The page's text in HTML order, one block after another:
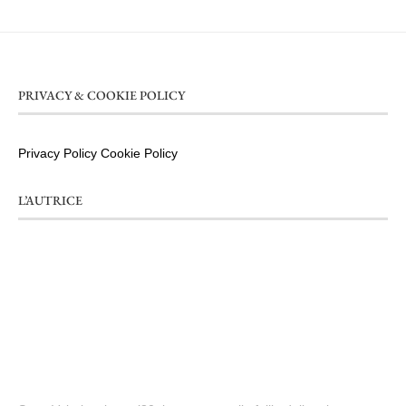
PRIVACY & COOKIE POLICY
Privacy Policy Cookie Policy
L’AUTRICE